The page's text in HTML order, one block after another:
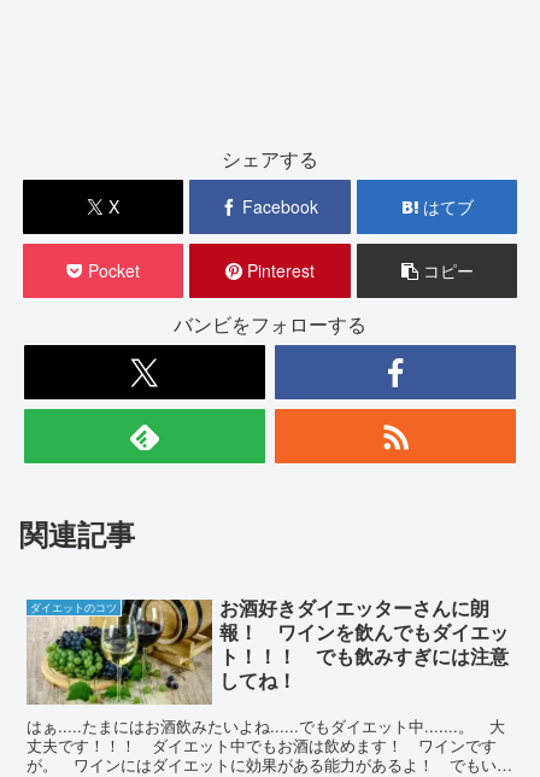
シェアする
X Facebook はてブ
Pocket Pinterest コピー
バンビをフォローする
関連記事
ダイエットのコツ
お酒好きダイエッターさんに朗
報！ ワインを飲んでもダイエッ
ト！！！ でも飲みすぎには注意
してね！
はぁ.....たまにはお酒飲みたいよね......でもダイエット中.......。 大
丈夫です！！！ ダイエット中でもお酒は飲めます！ ワインです
が。 ワインにはダイエットに効果がある能力があるよ！ でもいく